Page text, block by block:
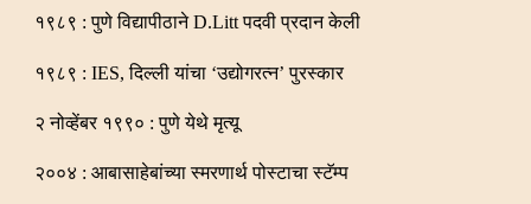
१९८९ : पुणे विद्यापीठाने D.Litt पदवी प्रदान केली
१९८९ : IES, दिल्ली यांचा ‘उद्योगरत्न’ पुरस्कार
२ नोव्हेंबर १९९० : पुणे येथे मृत्यू
२००४ : आबासाहेबांच्या स्मरणार्थ पोस्टाचा स्टॅम्प